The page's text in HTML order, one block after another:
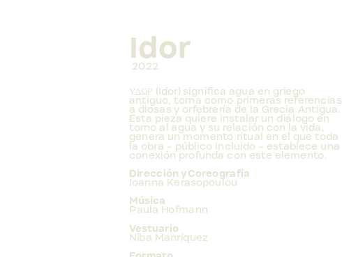
Idor
2022
Υ∆ΩΡ (Idor) significa agua en griego
antiguo, toma como primeras referencias
a diosas y orfebrería de la Grecia Antigua.
Esta pieza quiere instalar un diálogo en
torno al agua y su relación con la vida,
genera un momento ritual en el que toda
la obra - público incluido - establece una
conexión profunda con este elemento.
Dirección y Coreografía
Ioanna Kerasopoulou
Música
Paula Hofmann
Vestuario
Niba Manríquez